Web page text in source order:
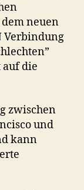
neuen
Verbindung
auf die
zwischen
und
kann